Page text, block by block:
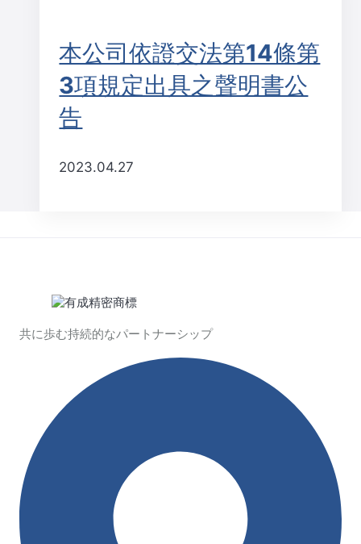
本公司依證交法第14條第
3項規定出具之聲明書公
告
2023.04.27
共に歩む持続的なパートナーシップ